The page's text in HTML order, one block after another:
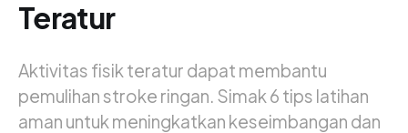
Teratur
Aktivitas fisik teratur dapat membantu
pemulihan stroke ringan. Simak 6 tips latihan
aman untuk meningkatkan keseimbangan dan